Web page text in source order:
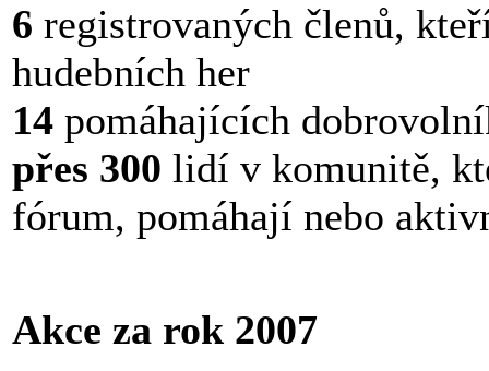
6 registrovaných členů,
hudebních her
14 pomáhajících
přes 300 lidí v komunitě,
fórum, pomáhají nebo
Akce za rok 2007